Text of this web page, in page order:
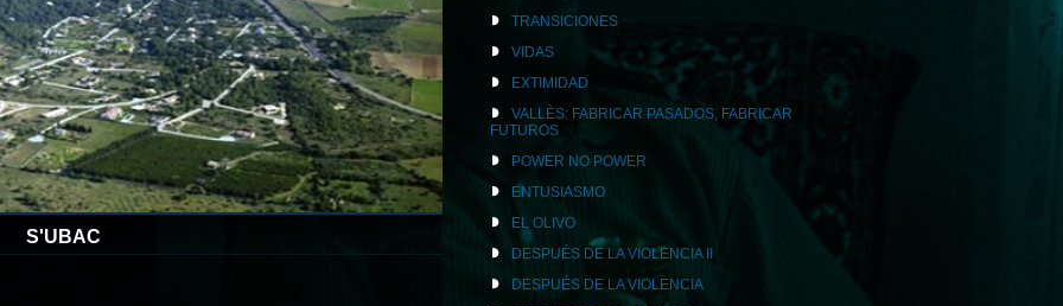
S'UBAC
TRANSICIONES
VIDAS
EXTIMIDAD
VALLÈS: FABRICAR PASADOS, FABRICAR
FUTUROS
POWER NO POWER
ENTUSIASMO
EL OLIVO
DESPUÉS DE LA VIOLENCIA II
DESPUÉS DE LA VIOLENCIA